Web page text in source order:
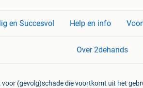
en Succesvol Help en info
Over 2dehands
(gevolg)schade die voortkomt uit het